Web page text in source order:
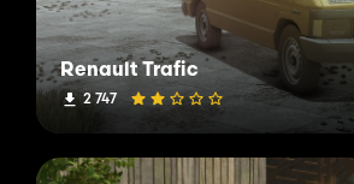
Renault Trafic
2 747